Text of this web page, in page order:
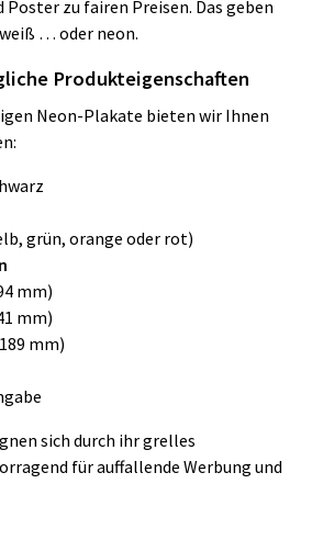
zu fairen Preisen. Das geben
… oder neon.
Produkteigenschaften
Neon-Plakate bieten wir Ihnen
grün, orange oder rot)
mm)
mm)
mm)
sich durch ihr grelles
für auffallende Werbung und